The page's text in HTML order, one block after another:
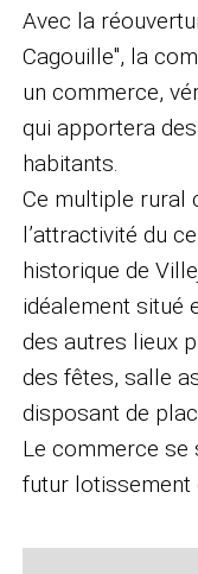
Avec la
Cagouille", la
un commerce,
qui apportera
habitants.
Ce multiple rural
l’attractivité du
historique de
idéalement situé
des autres lieux
des fêtes, salle
disposant de
Le commerce se
futur lotissement